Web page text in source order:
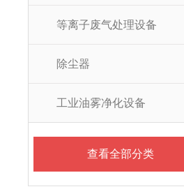
等离子废气处理设备
除尘器
工业油雾净化设备
查看全部分类